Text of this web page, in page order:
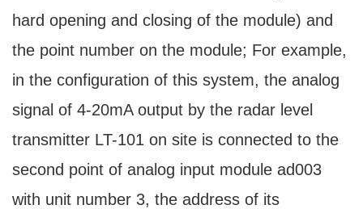
hard opening and closing of the module) and
the point number on the module; For example,
in the configuration of this system, the analog
signal of 4-20mA output by the radar level
transmitter LT-101 on site is connected to the
second point of analog input module ad003
with unit number 3, the address of its